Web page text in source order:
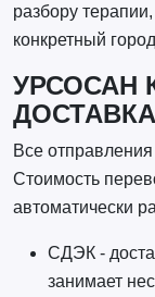
разбору
конкретный
УРСОСАН
Все
Стоимость
автоматически
СДЭК -
занимает